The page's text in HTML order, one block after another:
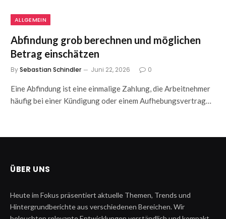
ALLGEMEIN
Abfindung grob berechnen und möglichen
Betrag einschätzen
BySebastian Schindler Juni 22, 2026 0
Eine Abfindung ist eine einmalige Zahlung, die Arbeitnehmer
häufig bei einer Kündigung oder einem Aufhebungsvertrag…
ÜBER UNS
Heute im Fokus präsentiert aktuelle Themen, Trends und
Hintergrundberichte aus verschiedenen Bereichen. Wir